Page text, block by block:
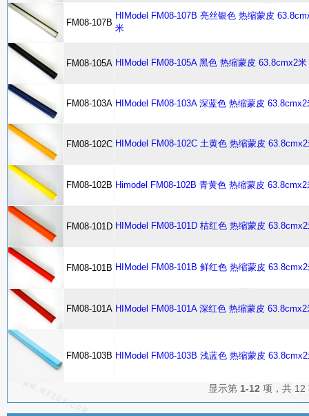
FM08-107B
HIModel FM08-107B 亮丝银色 热缩蒙皮
米
FM08-105A HIModel FM08-105A 黑色 热缩蒙皮 63.8cmx2米
FM08-103A HIModel FM08-103A 深蓝色 热缩蒙皮 63.8cmx2
FM08-102C HIModel FM08-102C 土黄色 热缩蒙皮
FM08-102B Himodel FM08-102B 青黄色 热缩蒙皮 63.8cmx2
FM08-101D HIModel FM08-101D 桔红色 热缩蒙皮
FM08-101B HIModel FM08-101B 鲜红色 热缩蒙皮
FM08-101A HIModel FM08-101A 深红色 热缩蒙皮 63.8cmx2
FM08-103B HIModel FM08-103B 浅蓝色 热缩蒙皮
显示第 1-12 项，共 12